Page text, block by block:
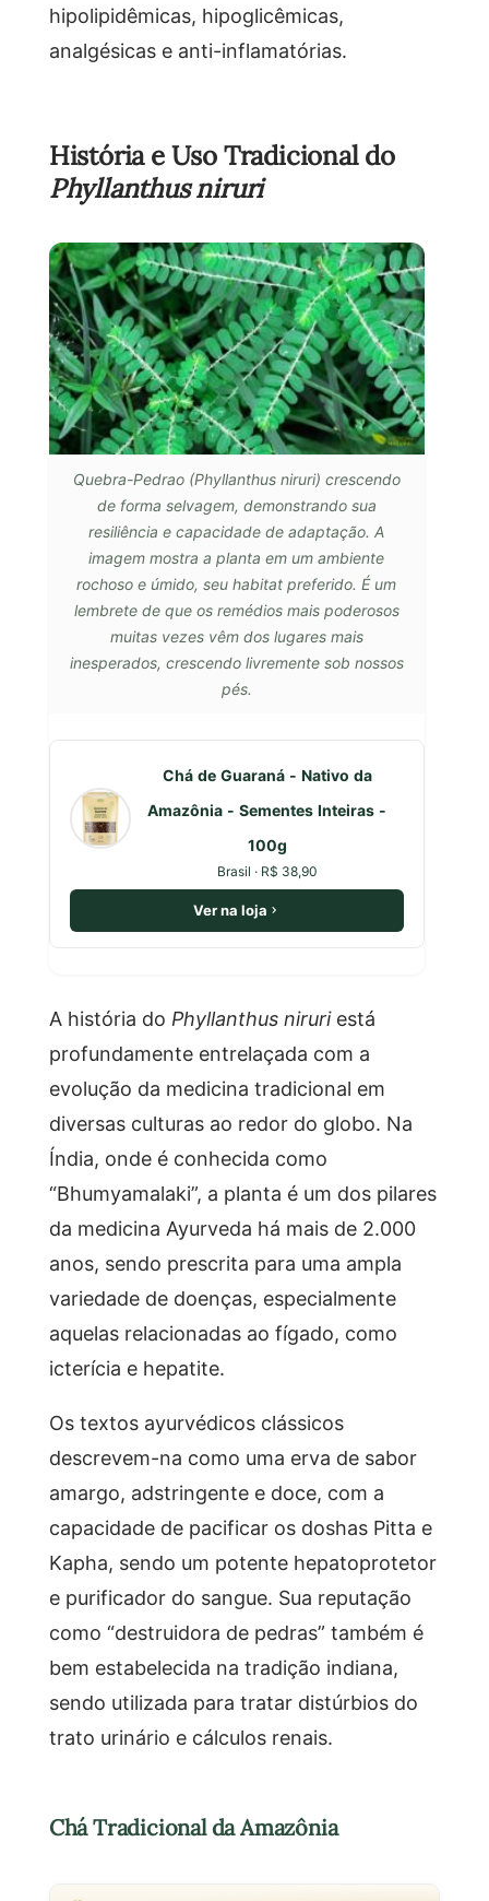
hipolipidêmicas, hipoglicêmicas,
analgésicas e anti-inflamatórias.
História e Uso Tradicional do
Phyllanthus niruri
Quebra-Pedrao (Phyllanthus niruri) crescendo
de forma selvagem, demonstrando sua
resiliência e capacidade de adaptação. A
imagem mostra a planta em um ambiente
rochoso e úmido, seu habitat preferido. É um
lembrete de que os remédios mais poderosos
muitas vezes vêm dos lugares mais
inesperados, crescendo livremente sob nossos
pés.
Chá de Guaraná - Nativo da
Amazônia - Sementes Inteiras -
100g
Brasil · R$ 38,90
Ver na loja
A história do Phyllanthus niruriestá
profundamente entrelaçada com a
evolução da medicina tradicional em
diversas culturas ao redor do globo. Na
Índia, onde é conhecida como
“Bhumyamalaki”, a planta é um dos pilares
da medicina Ayurveda há mais de 2.000
anos, sendo prescrita para uma ampla
variedade de doenças, especialmente
aquelas relacionadas ao fígado, como
icterícia e hepatite.
Os textos ayurvédicos clássicos
descrevem-na como uma erva de sabor
amargo, adstringente e doce, com a
capacidade de pacificar os doshas Pitta e
Kapha, sendo um potente hepatoprotetor
e purificador do sangue. Sua reputação
como “destruidora de pedras” também é
bem estabelecida na tradição indiana,
sendo utilizada para tratar distúrbios do
trato urinário e cálculos renais.
Chá Tradicional da Amazônia